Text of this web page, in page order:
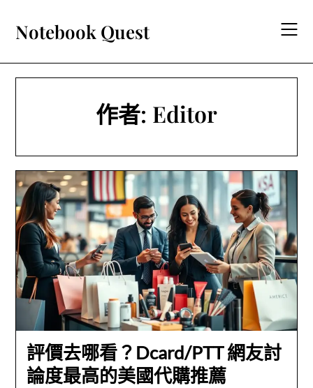
content
Notebook Quest
作者: Editor
評價去哪看？Dcard/PTT 網友討
論度最高的美國代購推薦